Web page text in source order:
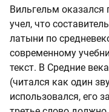
Вильгельм оказался
учел, что
латыни по
современному
текст. В Средние
(читался как один
использовался, его